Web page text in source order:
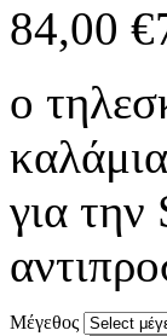
84,00 €
ο
για
Μέγεθος